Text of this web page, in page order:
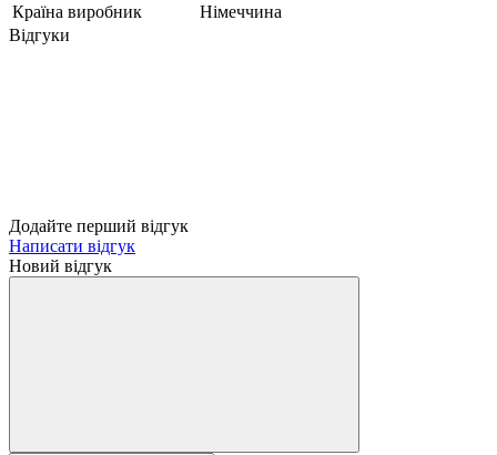
Країна виробник
Німеччина
Відгуки
Додайте перший відгук
Написати відгук
Новий відгук